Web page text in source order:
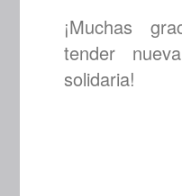
¡Muchas
tender
solidaria!